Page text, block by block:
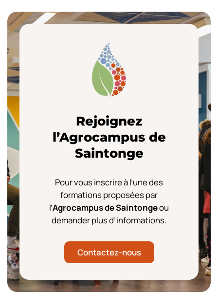
Rejoignez
l’Agrocampus de
Saintonge
Pour vous inscrire à l’une des
formations proposées par
l’Agrocampus de Saintongeou
demander plus d’informations.
Contactez-nous
Formation
courte
:
L’impression
3D
service
de